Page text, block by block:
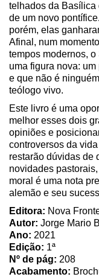
telhados da Basílica
de um novo
porém, elas
Afinal, num
tempos modernos,
uma figura nova:
e que não é
teólogo vivo.
Este livro é uma
melhor esses dois
opiniões e
controversos da
restarão dúvidas de
novidades
moral é uma nota
alemão e seu
Editora: Nova
Autor: Jorge Mario
Ano: 2021
Edição: 1ª
Nº de pág: 208
Acabamento: